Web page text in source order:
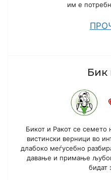
им е
Бик
Бикот и Ракот се семето
вистински верници во
длабоко меѓусебно
давање и примање
бидат